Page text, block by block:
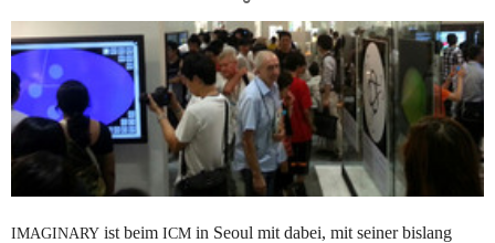
IMAGINARY ist beim ICM in Seoul mit dabei, mit seiner bislang